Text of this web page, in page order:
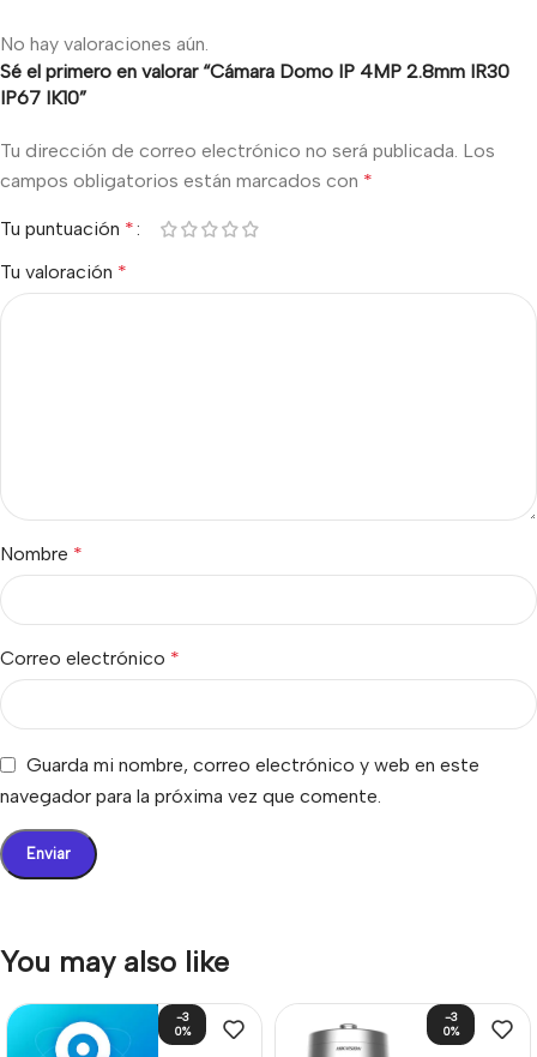
No hay valoraciones aún.
Sé el primero en valorar “Cámara Domo IP 4MP 2.8mm IR30
IP67 IK10”
Tu dirección de correo electrónico no será publicada. Los
campos obligatorios están marcados con *
Tu puntuación *
Tu valoración *
Nombre *
Correo electrónico *
Guarda mi nombre, correo electrónico y web en este
navegador para la próxima vez que comente.
You may also like
-3
0%
-3
0%